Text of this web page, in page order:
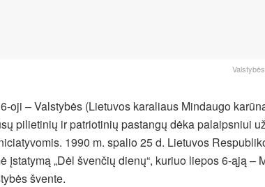
oji – Valstybės (Lietuvos karaliaus Mindaugo
pilietinių ir patriotinių pastangų dėka palaipsniui
1990 m. spalio 25 d. Lietuvos
įstatymą „Dėl švenčių dienų“, kuriuo liepos 6-ąją
švente.